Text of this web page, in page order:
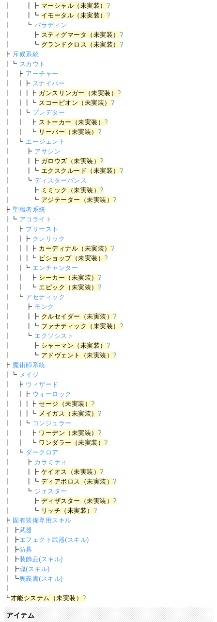
┃ ┃┣ マーシャル（未実装） ?
┃ ┃┗ イモータル（未実装） ?
┃ ┗パラディン
┃ ┣ スティグマータ（未実装） ?
┃ ┗ グランドクロス（未実装） ?
┣ 斥候系統
┃┗ スカウト
┃ ┣ アーチャー
┃ ┃┣ スナイパー
┃ ┃┃┣ ガンスリンガー（未実装）?
┃ ┃┃┗ スコーピオン（未実装） ?
┃ ┃┗ プレデター
┃ ┃ ┣ ストーカー（未実装）?
┃ ┃ ┗ リーバー（未実装） ?
┃ ┗ エージェント
┃ ┣ アサシン
┃ ┃┣ ガロウズ（未実装）?
┃ ┃┗ エクスクルード（未実装） ?
┃ ┗ディスターバンス
┃ ┣ ミミック（未実装）?
┃ ┗ アジテーター（未実装）?
┣聖職者系統
┃┗ アコライト
┃ ┣ プリースト
┃ ┃┣ クレリック
┃ ┃┃┣ カーディナル（未実装） ?
┃ ┃┃┗ ビショップ（未実装）?
┃ ┃┗ エンチャンター
┃ ┃ ┣ シーカー（未実装） ?
┃ ┃ ┗ エピック（未実装） ?
┃ ┗ アセティック
┃ ┣ モンク
┃ ┃┣ クルセイダー（未実装）?
┃ ┃┗ ファナティック（未実装） ?
┃ ┗ エクソシスト
┃ ┣ シャーマン（未実装） ?
┃ ┗ アドヴェント（未実装）?
┣ 魔術師系統
┃┗ メイジ
┃ ┣ ウィザード
┃ ┃┣ ウォーロック
┃ ┃┃┣ セージ（未実装）?
┃ ┃┃┗ メイガス（未実装） ?
┃ ┃┗ コンジュラー
┃ ┃ ┣ ワーデン（未実装） ?
┃ ┃ ┗ ワンダラー（未実装）?
┃ ┗ ダークロア
┃ ┣ カラミティ
┃ ┃┣ ケイオス（未実装）?
┃ ┃┗ ディアボロス（未実装）?
┃ ┗ ジェスター
┃ ┣ ディザスター（未実装）?
┃ ┗ リッチ（未実装） ?
┣ 固有装備専用スキル
┃ ┣武器
┃ ┣エフェクト武器(スキル)
┃ ┣防具
┃ ┣装飾品(スキル)
┃ ┣魂(スキル)
┃ ┗奥義書(スキル)
┗才能システム（未実装）?
アイテム